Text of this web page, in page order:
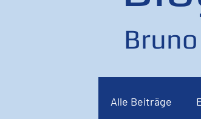
Alle Beiträge